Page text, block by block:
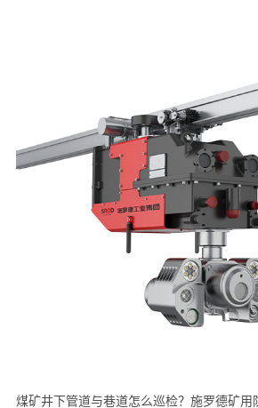
煤矿井下管道与巷道怎么巡检？施罗德矿用